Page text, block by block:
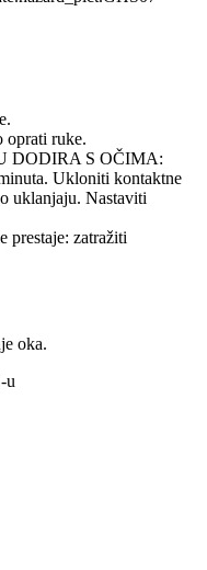
oprati ruke.
DODIRA S OČIMA:
Ukloniti kontaktne
uklanjaju. Nastaviti
prestaje: zatražiti
oka.
u